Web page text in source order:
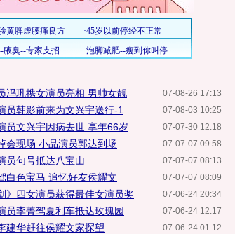
07-08-26 17:13
冯巩携女演员亮相 男帅女靓
07-08-03 10:25
员韩影前来为文兴宇送行-1
07-07-30 12:18
员文兴宇因病去世 享年66岁
07-07-07 09:58
会现场 小品演员郭达到场
07-07-07 08:13
员句号抵达八宝山
07-07-07 08:09
白色宝马 追忆好友侯耀文
07-06-24 20:34
》四女演员获得最佳女演员奖
07-06-24 12:17
员李菁驾夏利车抵达玫瑰园
07-06-24 01:12
建华赶往侯耀文家探望